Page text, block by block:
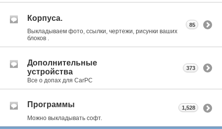
Корпуса.
Выкладываем фото, ссылки, чертежи, рисунки ваших
блоков .
85
Дополнительные
устройства
Все о допах для CarPC
373
Программы
Можно выкладывать софт.
1,528